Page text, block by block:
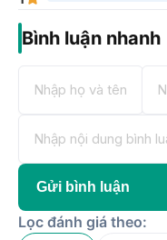
Bình luận nhanh
Gửi bình luận
Lọc đánh giá theo: